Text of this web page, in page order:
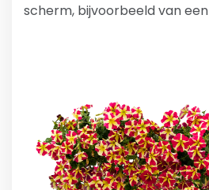
scherm, bijvoorbeeld van een